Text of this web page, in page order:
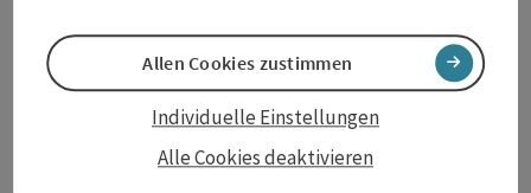
Beitrag merken Beitrag drucken
Alle Cookies deaktivieren
Individuelle Einstellungen
Allen Cookies zustimmen